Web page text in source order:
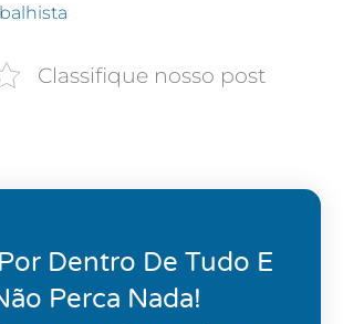
Classifique nosso post
Dentro De Tudo E
Perca Nada!